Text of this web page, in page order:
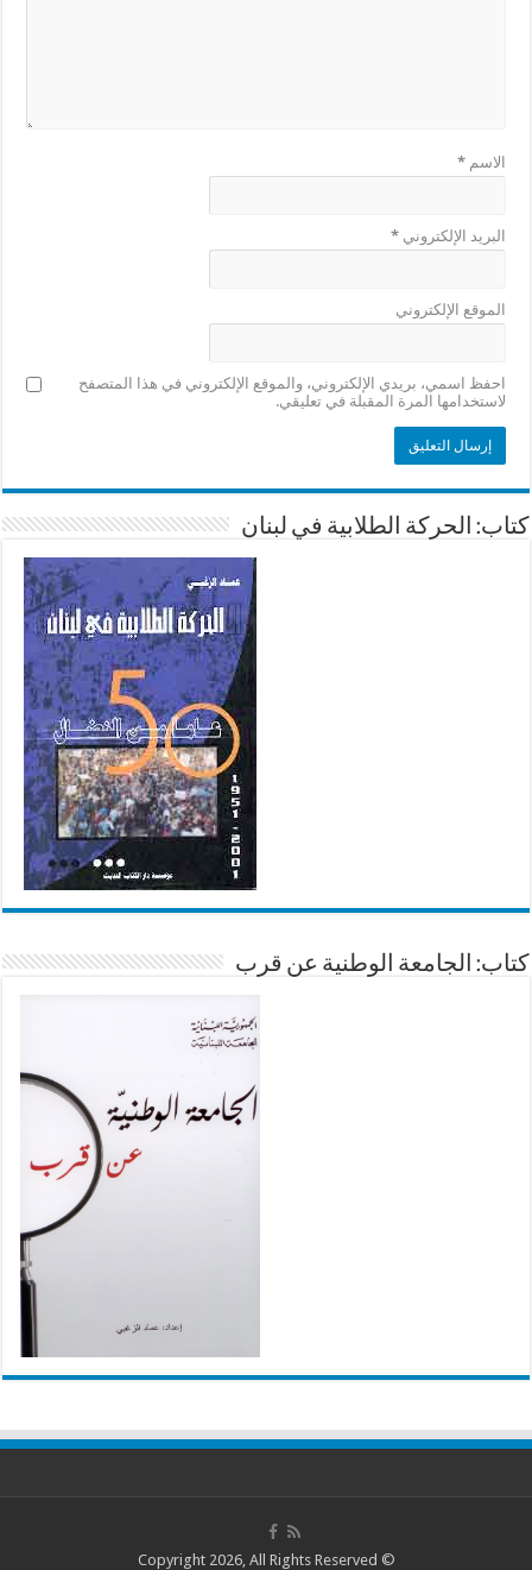
الاسم*
البريد الإلكتروني*
الموقع الإلكتروني
احفظ اسمي، بريدي الإلكتروني، والموقع الإلكتروني في هذا المتصفح
لاستخدامها المرة المقبلة في تعليقي.
كتاب: الحركة الطلابية في لبنان
كتاب: الجامعة الوطنية عن قرب
© Copyright 2026, All Rights Reserved